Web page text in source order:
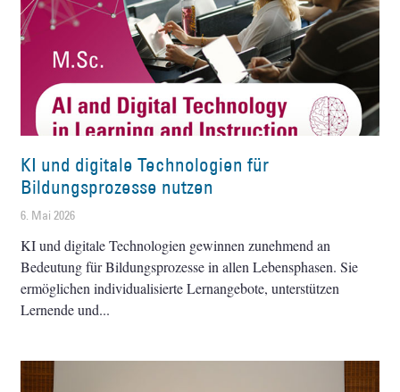
KI und digitale Technologien für
Bildungsprozesse nutzen
6. Mai 2026
KI und digitale Technologien gewinnen zunehmend an
Bedeutung für Bildungsprozesse in allen Lebensphasen. Sie
ermöglichen individualisierte Lernangebote, unterstützen
Lernende und